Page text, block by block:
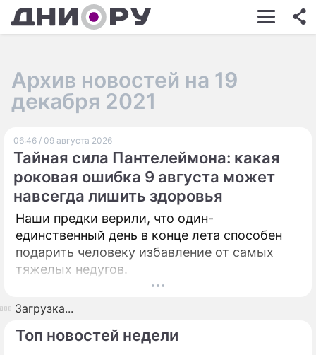
ШОУ-БИЗНЕС
КИНО
ЭКОНОМИКА
ПРОИСШЕСТВИЯ
СОННИК
СТИЛЬ ЖИЗНИ
Топ новостей недели
Архив новостей на 19
декабря 2021
06:46 / 09 августа 2026
Тайная сила Пантелеймона: какая
роковая ошибка 9 августа может
навсегда лишить здоровья
Наши предки верили, что один-
единственный день в конце лета способен
подарить человеку избавление от самых
тяжелых недугов.
Загрузка...